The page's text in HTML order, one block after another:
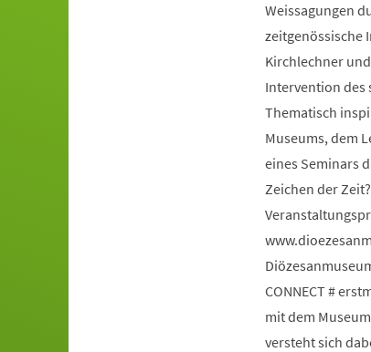
Weissagungen
zeitgenössische
Kirchlechner
Intervention des
Thematisch
Museums, dem
eines Seminars
Zeichen der
CONNECT #
mit dem
versteht sich